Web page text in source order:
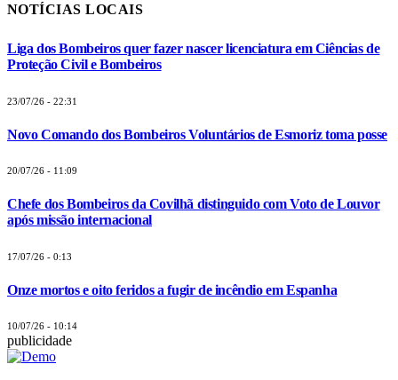
NOTÍCIAS LOCAIS
Liga dos Bombeiros quer fazer nascer licenciatura em Ciências de
Proteção Civil e Bombeiros
23/07/26 - 22:31
Novo Comando dos Bombeiros Voluntários de Esmoriz toma posse
20/07/26 - 11:09
Chefe dos Bombeiros da Covilhã distinguido com Voto de Louvor
após missão internacional
17/07/26 - 0:13
Onze mortos e oito feridos a fugir de incêndio em Espanha
10/07/26 - 10:14
publicidade